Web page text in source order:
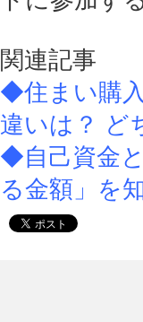
関連記事
◆住まい購
違いは？ ど
◆自己資金
る金額」を